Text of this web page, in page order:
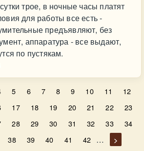
трое, в ночные часы платят
для работы все есть -
предъявляют, без
аппаратура - все выдают,
по пустякам.
5 6 7 8 9 10 11
12
17 18 19 20 21 22
23
28 29 30 31 32 33
34
38 39 40 41 42 … >